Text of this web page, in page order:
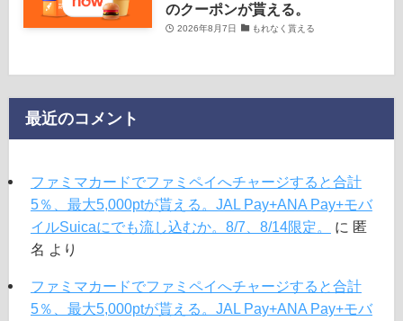
のクーポンが貰える。
2026年8月7日 もれなく貰える
最近のコメント
ファミマカードでファミペイへチャージすると合計
5％、最大5,000ptが貰える。JAL Pay+ANA Pay+モバ
イルSuicaにでも流し込むか。8/7、8/14限定。
に 匿
名 より
ファミマカードでファミペイへチャージすると合計
5％、最大5,000ptが貰える。JAL Pay+ANA Pay+モバ